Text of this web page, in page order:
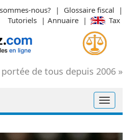
nous? | Glossaire fiscal
|
Tutoriels | Annuaire | Tax
de tous depuis 2006 »